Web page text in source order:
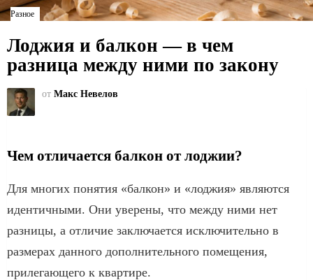
Разное
Лоджия и балкон — в чем
разница между ними по закону
от Макс Невелов
Чем отличается балкон от лоджии?
Для многих понятия «балкон» и «лоджия» являются
идентичными. Они уверены, что между ними нет
разницы, а отличие заключается исключительно в
размерах данного дополнительного помещения,
прилегающего к квартире.